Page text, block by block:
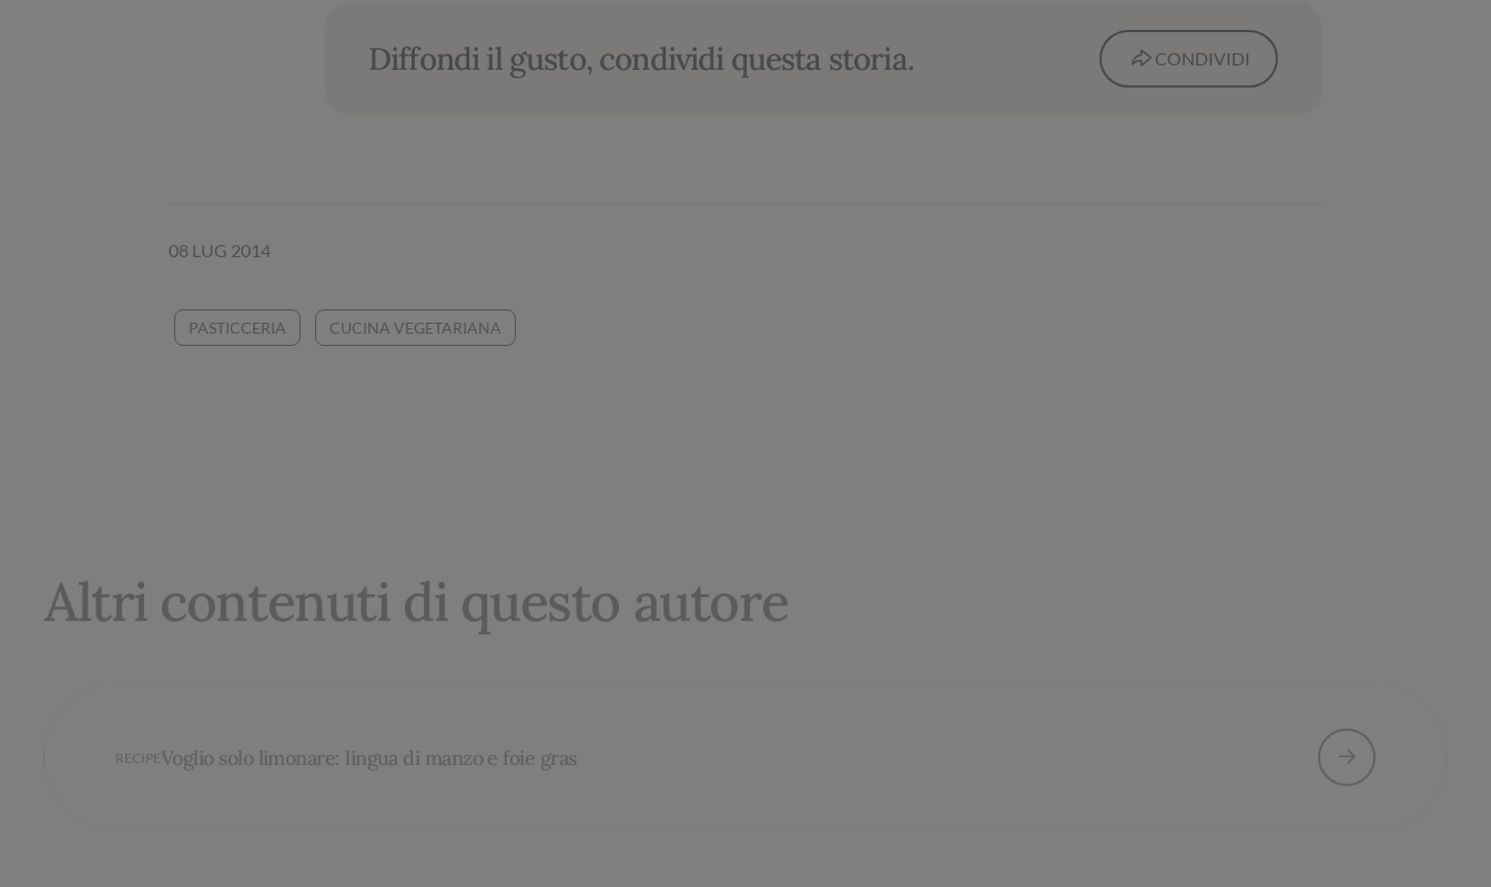
Diffondi il gusto, condividi questa storia. CONDIVIDI
08 LUG 2014
PASTICCERIA CUCINA VEGETARIANA
Altri contenuti di questo autore
RECIPEVoglio solo limonare: lingua di manzo e foie gras